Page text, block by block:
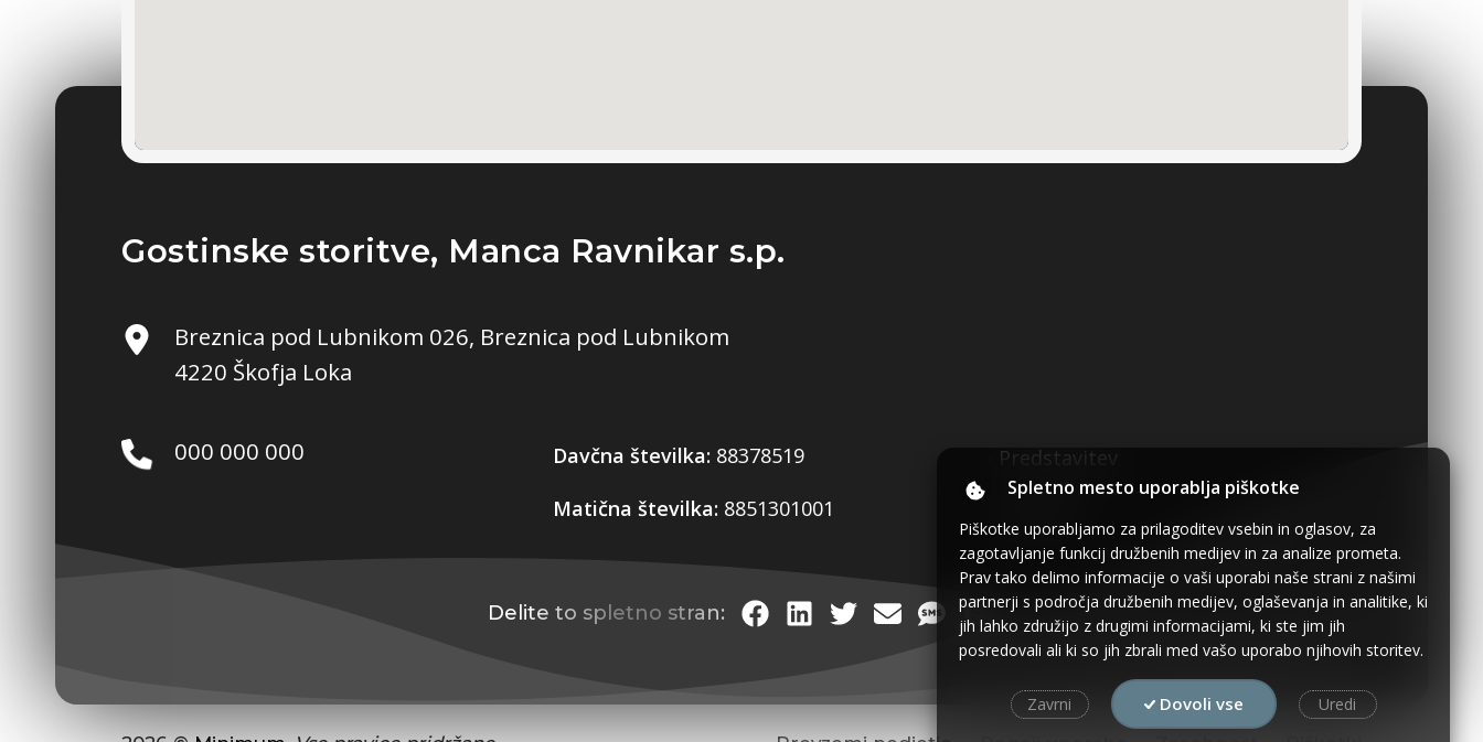
Gostinske storitve, Manca Ravnikar s.p.
Breznica pod Lubnikom 026, Breznica pod Lubnikom
4220 Škofja Loka
000 000 000 Davčna številka: 88378519
Matična številka: 8851301001
Predstavitev
Delite to spletno stran:
Spletno mesto uporablja piškotke
Piškotke uporabljamo za prilagoditev vsebin in oglasov, za
zagotavljanje funkcij družbenih medijev in za analize prometa.
Prav tako delimo informacije o vaši uporabi naše strani z našimi
partnerji s področja družbenih medijev, oglaševanja in analitike, ki
jih lahko združijo z drugimi informacijami, ki ste jim jih
posredovali ali ki so jih zbrali med vašo uporabo njihovih storitev.
Zavrni Dovoli vse Uredi